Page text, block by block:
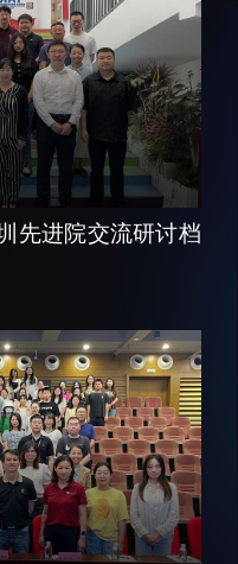
力资源处
务资产处
作转化处
育处
群工作处
督审计处
业发展中心
闻播报
研进展
先进院交流研讨档